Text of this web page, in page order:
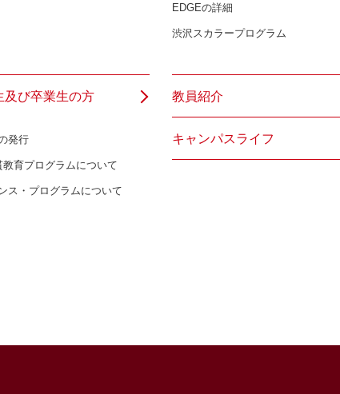
EDGEの詳細
渋沢スカラープログラム
及び卒業生の方
発行
教育プログラムについて
ス・プログラムについて
教員紹介
キャンパスライフ